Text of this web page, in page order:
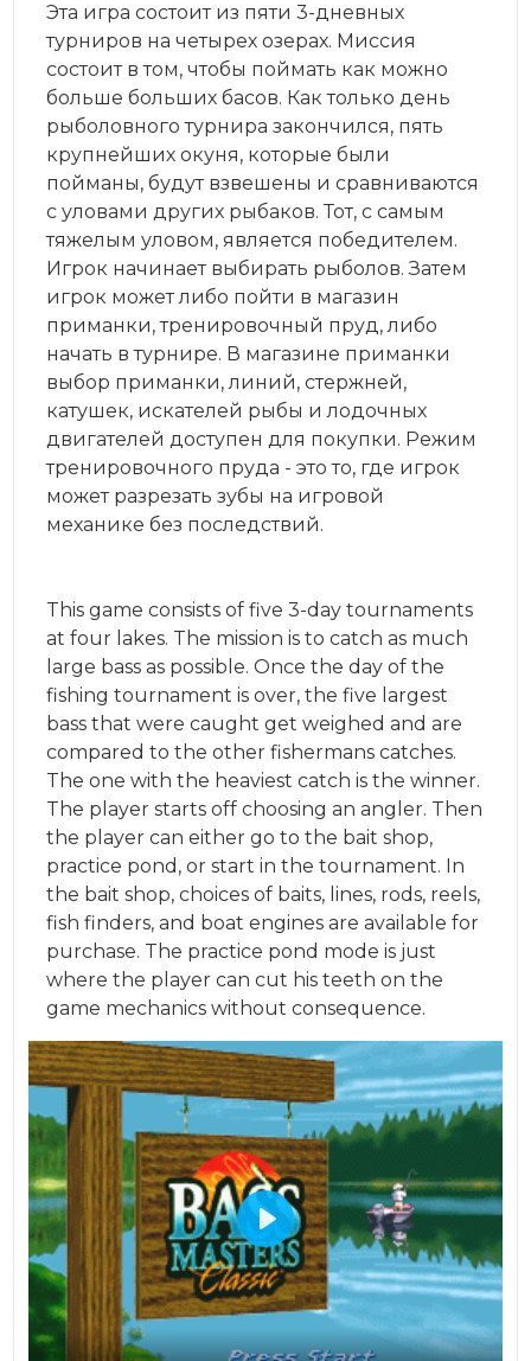
Эта игра состоит из пяти 3-дневных
турниров на четырех озерах. Миссия
состоит в том, чтобы поймать как можно
больше больших басов. Как только день
рыболовного турнира закончился, пять
крупнейших окуня, которые были
пойманы, будут взвешены и сравниваются
с уловами других рыбаков. Тот, с самым
тяжелым уловом, является победителем.
Игрок начинает выбирать рыболов. Затем
игрок может либо пойти в магазин
приманки, тренировочный пруд, либо
начать в турнире. В магазине приманки
выбор приманки, линий, стержней,
катушек, искателей рыбы и лодочных
двигателей доступен для покупки. Режим
тренировочного пруда - это то, где игрок
может разрезать зубы на игровой
механике без последствий.
This game consists of five 3-day tournaments
at four lakes. The mission is to catch as much
large bass as possible. Once the day of the
fishing tournament is over, the five largest
bass that were caught get weighed and are
compared to the other fishermans catches.
The one with the heaviest catch is the winner.
The player starts off choosing an angler. Then
the player can either go to the bait shop,
practice pond, or start in the tournament. In
the bait shop, choices of baits, lines, rods, reels,
fish finders, and boat engines are available for
purchase. The practice pond mode is just
where the player can cut his teeth on the
game mechanics without consequence.
Play